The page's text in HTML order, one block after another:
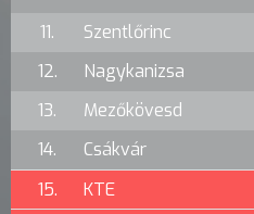
11.
Szentlőrinc
12.
Nagykanizsa
13.
Mezőkövesd
14.
Csákvár
15.
KTE